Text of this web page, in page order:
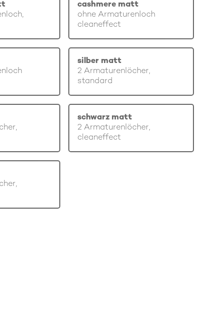
cashmere matt
ohne Armaturenloch
cleaneffect
silber matt
2 Armaturenlöcher,
standard
schwarz matt
2 Armaturenlöcher,
cleaneffect